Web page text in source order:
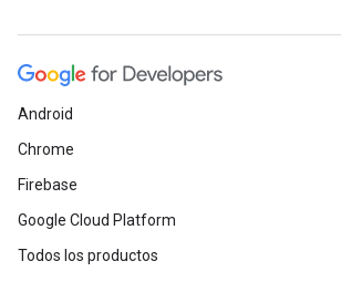
Android
Chrome
Firebase
Google Cloud Platform
Todos los productos